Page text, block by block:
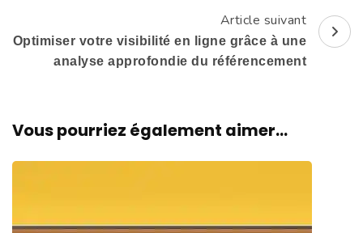
Article suivant
Optimiser votre visibilité en ligne grâce à une
analyse approfondie du référencement
Vous pourriez également aimer...